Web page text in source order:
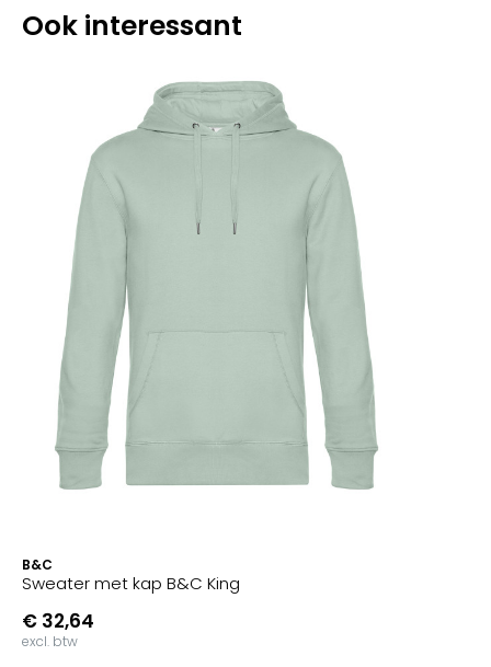
Ook interessant
B&C
Sweater met kap B&C King
€ 32,64
excl. btw